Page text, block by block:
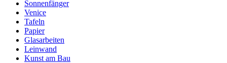
Sonnenfänger
Venice
Tafeln
Papier
Glasarbeiten
Leinwand
Kunst am Bau